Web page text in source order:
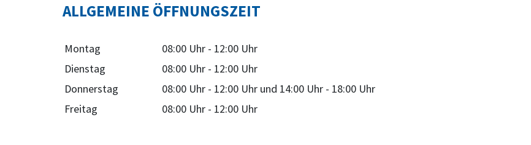
ALLGEMEINE ÖFFNUNGSZEIT
Montag 08:00 Uhr - 12:00 Uhr
Dienstag
08:00 Uhr - 12:00 Uhr
Donnerstag
08:00 Uhr - 12:00 Uhr und 14:00 Uhr - 18:00 Uhr
Freitag
08:00 Uhr - 12:00 Uhr